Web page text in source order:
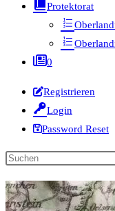
Protektorat
0
Registrieren
Login
Password Reset
Diese
durchsuchen